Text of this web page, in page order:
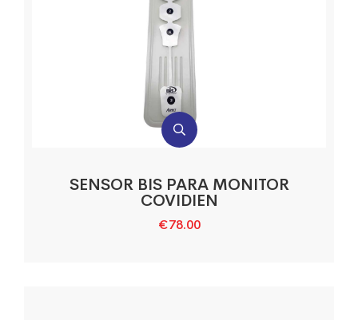
SENSOR BIS PARA MONITOR
COVIDIEN
€78.00